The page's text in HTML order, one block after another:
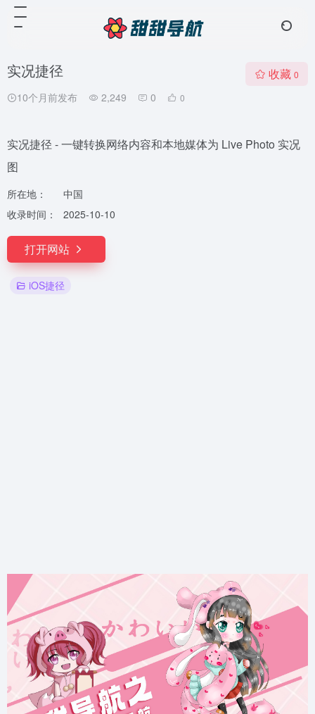
实况捷径
10个月前发布 2,249 0 0
收藏 0
实况捷径 - 一键转换网络内容和本地媒体为 Live Photo 实况
图
所在地：
中国
收录时间：
2025-10-10
打开网站
iOS捷径